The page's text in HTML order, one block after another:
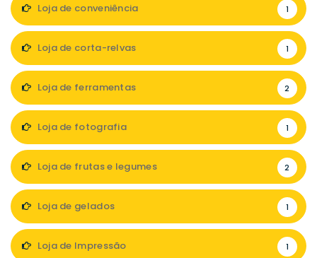
Loja de conveniência 1
Loja de corta-relvas 1
Loja de ferramentas 2
Loja de fotografia 1
Loja de frutas e legumes 2
Loja de gelados 1
Loja de Impressão 1